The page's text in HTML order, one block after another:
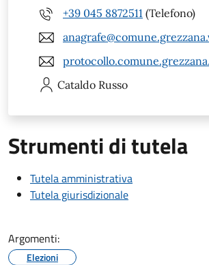
+39 045 8872511 (Telefono)
Cataldo Russo
Strumenti di tutela
Tutela amministrativa
Tutela giurisdizionale
Argomenti:
Elezioni